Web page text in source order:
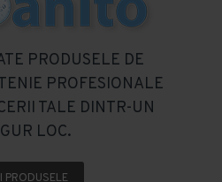
PRODUSELE DE
PROFESIONALE
TALE DINTR-UN
LOC.
PRODUSELE